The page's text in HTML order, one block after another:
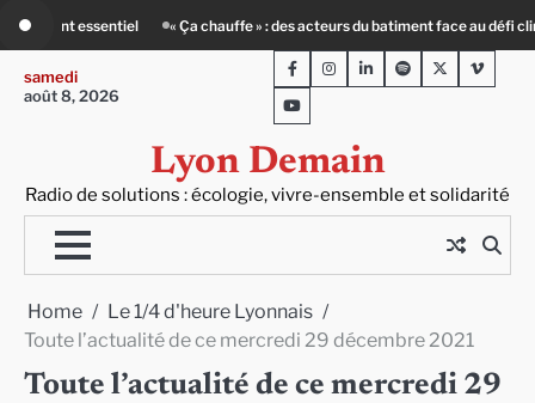
content
acteurs du batiment face au défi climatique 80 Jours Voyages : au cœur
samedi
août 8, 2026
Lyon Demain
Radio de solutions : écologie, vivre-ensemble et solidarité
FacebookInstagram
LinkedInSpotifyTwitterViméo
Youtube
Home
Le 1/4 d'heure Lyonnais
Toute l’actualité de ce mercredi 29 décembre 2021
Toute l’actualité de ce mercredi 29